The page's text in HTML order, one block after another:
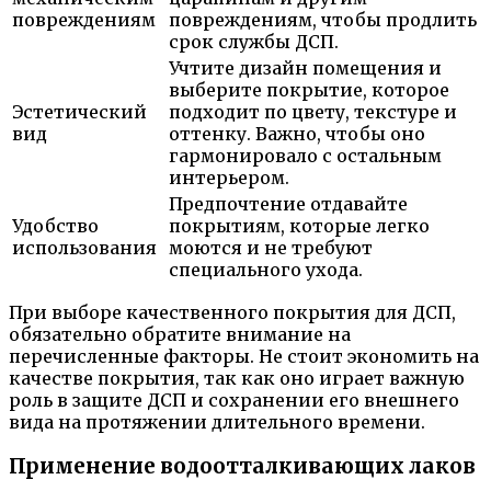
повреждениям повреждениям, чтобы продлить
срок службы ДСП.
Эстетический
вид
Учтите дизайн помещения и
выберите покрытие, которое
подходит по цвету, текстуре и
оттенку. Важно, чтобы оно
гармонировало с остальным
интерьером.
Удобство
использования
Предпочтение отдавайте
покрытиям, которые легко
моются и не требуют
специального ухода.
При выборе качественного покрытия для ДСП,
обязательно обратите внимание на
перечисленные факторы. Не стоит экономить на
качестве покрытия, так как оно играет важную
роль в защите ДСП и сохранении его внешнего
вида на протяжении длительного времени.
Применение водоотталкивающих лаков